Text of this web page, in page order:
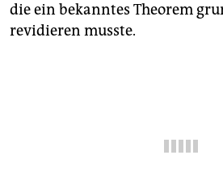
epaper login
die ein bekanntes Theorem
revidieren musste.